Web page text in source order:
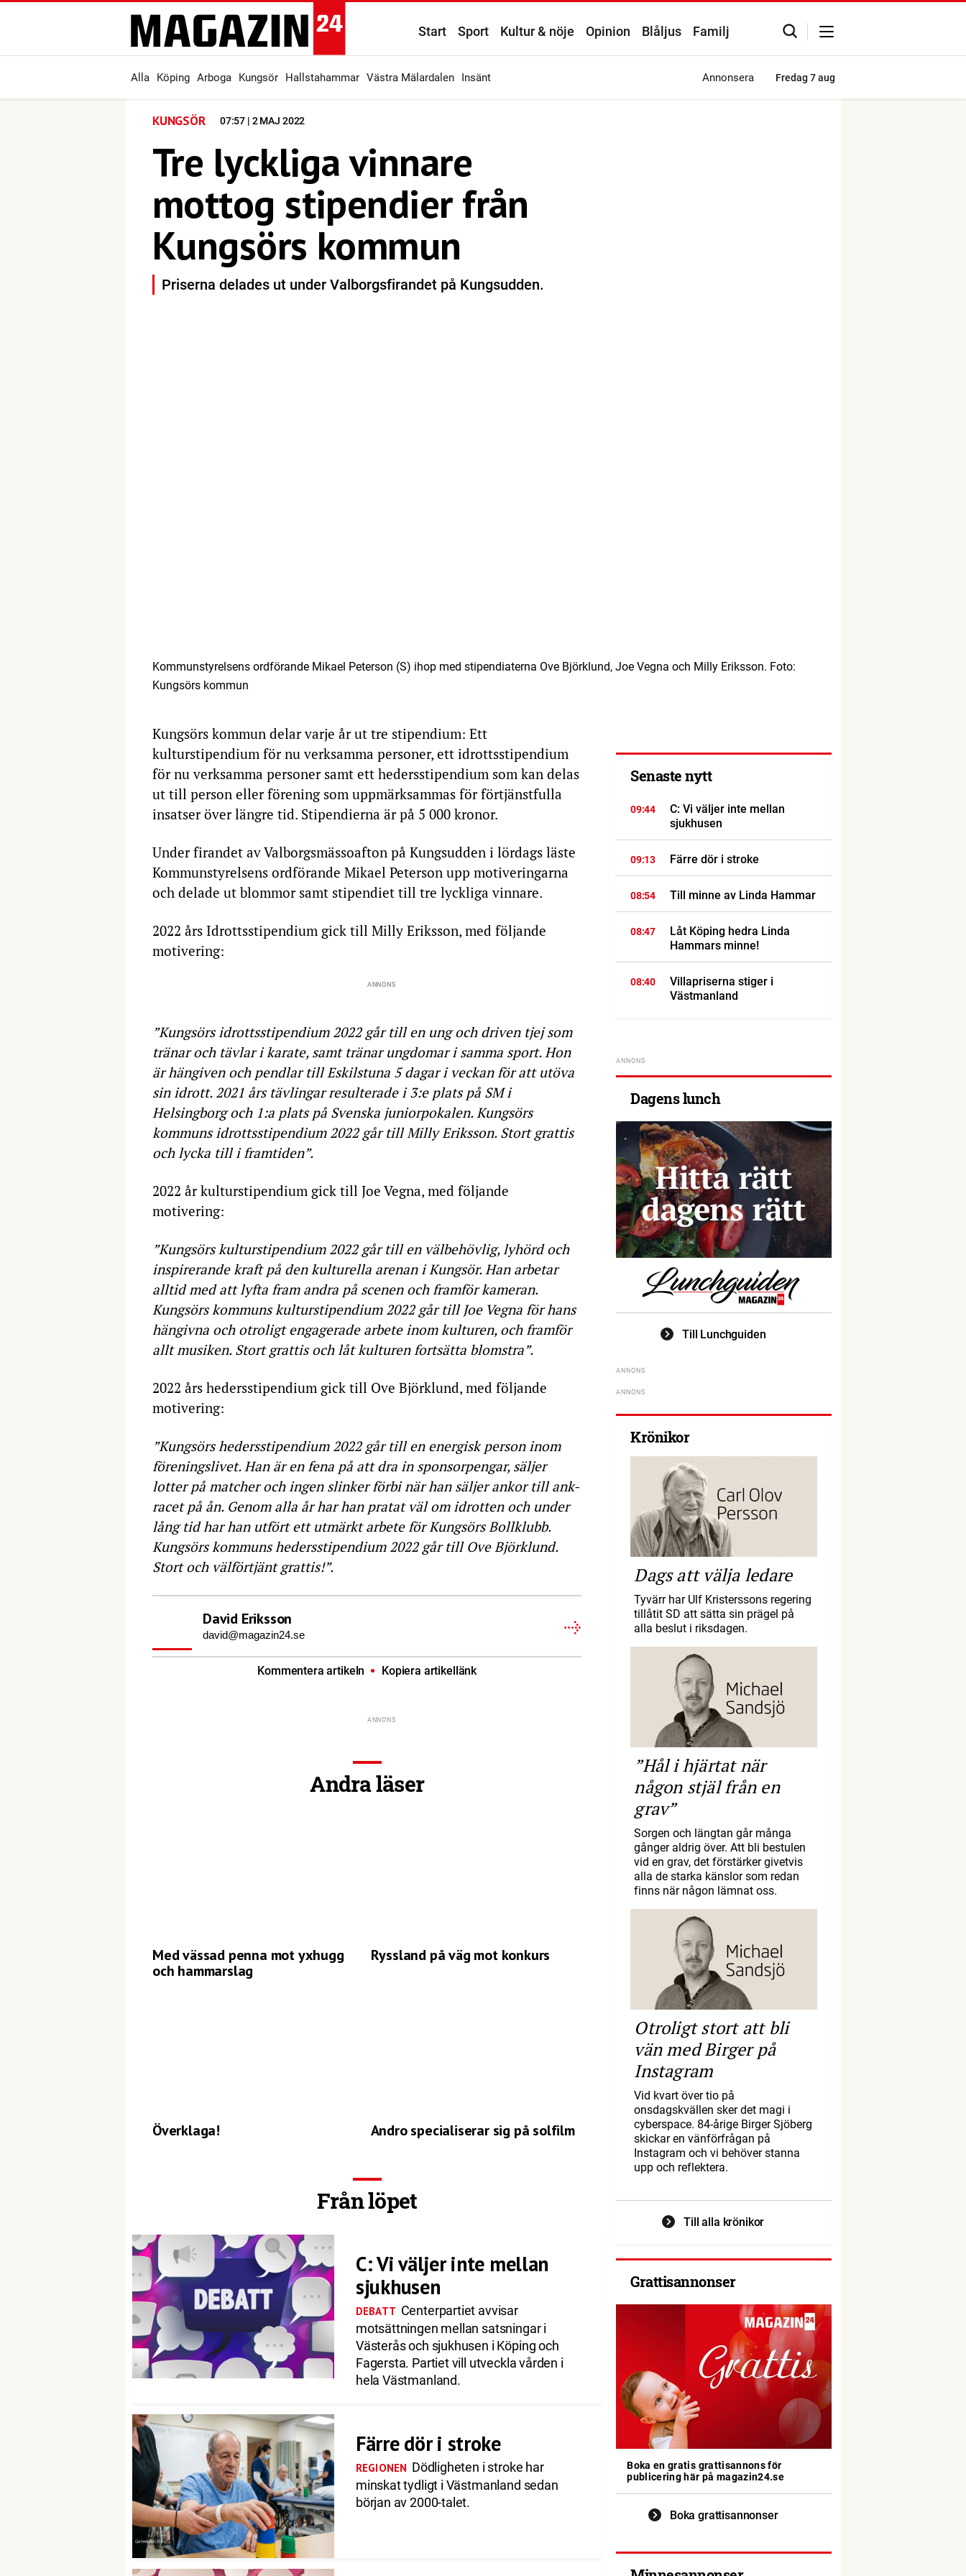
Start Sport Kultur & nöje Opinion Blåljus Familj
Alla Köping Arboga Kungsör Hallstahammar Västra Mälardalen Insänt Annonsera Fredag 7 aug
KUNGSÖR 07:57 | 2 MAJ 2022
Tre lyckliga vinnare
mottog stipendier från
Kungsörs kommun
Priserna delades ut under Valborgsfirandet på Kungsudden.
Kommunstyrelsens ordförande Mikael Peterson (S) ihop med stipendiaterna Ove Björklund, Joe Vegna och Milly Eriksson. Foto:
Kungsörs kommun
Kungsörs kommun delar varje år ut tre stipendium: Ett
kulturstipendium för nu verksamma personer, ett idrottsstipendium
för nu verksamma personer samt ett hedersstipendium som kan delas
ut till person eller förening som uppmärksammas för förtjänstfulla
insatser över längre tid. Stipendierna är på 5 000 kronor.
Under firandet av Valborgsmässoafton på Kungsudden i lördags läste
Kommunstyrelsens ordförande Mikael Peterson upp motiveringarna
och delade ut blommor samt stipendiet till tre lyckliga vinnare.
2022 års Idrottsstipendium gick till Milly Eriksson, med följande
motivering:
”Kungsörs idrottsstipendium 2022 går till en ung och driven tjej som
tränar och tävlar i karate, samt tränar ungdomar i samma sport. Hon
är hängiven och pendlar till Eskilstuna 5 dagar i veckan för att utöva
sin idrott. 2021 års tävlingar resulterade i 3:e plats på SM i
Helsingborg och 1:a plats på Svenska juniorpokalen. Kungsörs
kommuns idrottsstipendium 2022 går till Milly Eriksson. Stort grattis
och lycka till i framtiden”.
2022 år kulturstipendium gick till Joe Vegna, med följande
motivering:
”Kungsörs kulturstipendium 2022 går till en välbehövlig, lyhörd och
inspirerande kraft på den kulturella arenan i Kungsör. Han arbetar
alltid med att lyfta fram andra på scenen och framför kameran.
Kungsörs kommuns kulturstipendium 2022 går till Joe Vegna för hans
hängivna och otroligt engagerade arbete inom kulturen, och framför
allt musiken. Stort grattis och låt kulturen fortsätta blomstra”.
2022 års hedersstipendium gick till Ove Björklund, med följande
motivering:
”Kungsörs hedersstipendium 2022 går till en energisk person inom
föreningslivet. Han är en fena på att dra in sponsorpengar, säljer
lotter på matcher och ingen slinker förbi när han säljer ankor till ank-
racet på ån. Genom alla år har han pratat väl om idrotten och under
lång tid har han utfört ett utmärkt arbete för Kungsörs Bollklubb.
Kungsörs kommuns hedersstipendium 2022 går till Ove Björklund.
Stort och välförtjänt grattis!”.
David Eriksson
david@magazin24.se
Kommentera artikeln Kopiera artikellänk
Andra läser
Med vässad penna mot yxhugg
och hammarslag
Ryssland på väg mot konkurs
Överklaga! Andro specialiserar sig på solfilm
Från löpet
C: Vi väljer inte mellan
sjukhusen
DEBATT Centerpartiet avvisar
motsättningen mellan satsningar i
Västerås och sjukhusen i Köping och
Fagersta. Partiet vill utveckla vården i
hela Västmanland.
Färre dör i stroke
REGIONEN Dödligheten i stroke har
minskat tydligt i Västmanland sedan
början av 2000-talet.
Senaste nytt
09:44
C: Vi väljer inte mellan
sjukhusen
09:13 Färre dör i stroke
08:54 Till minne av Linda Hammar
08:47
Låt Köping hedra Linda
Hammars minne!
08:40
Villapriserna stiger i
Västmanland
Dagens lunch
Till Lunchguiden
Krönikor
Dags att välja ledare
Tyvärr har Ulf Kristerssons regering
tillåtit SD att sätta sin prägel på
alla beslut i riksdagen.
”Hål i hjärtat när
någon stjäl från en
grav”
Sorgen och längtan går många
gånger aldrig över. Att bli bestulen
vid en grav, det förstärker givetvis
alla de starka känslor som redan
finns när någon lämnat oss.
Otroligt stort att bli
vän med Birger på
Instagram
Vid kvart över tio på
onsdagskvällen sker det magi i
cyberspace. 84-årige Birger Sjöberg
skickar en vänförfrågan på
Instagram och vi behöver stanna
upp och reflektera.
Till alla krönikor
Grattisannonser
Boka en gratis grattisannons för
publicering här på magazin24.se
Boka grattisannonser